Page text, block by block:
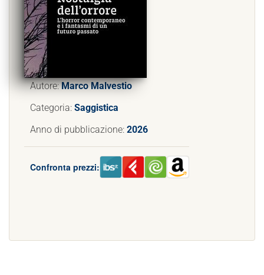
Autore:Marco Malvestio
Categoria: Saggistica
Anno di pubblicazione: 2026
Confronta prezzi: